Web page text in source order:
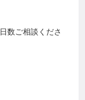
数ご相談くださ